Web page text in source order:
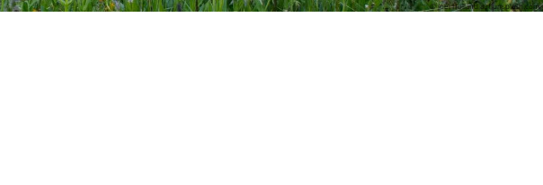
© Joel Holland auf unsplash.com